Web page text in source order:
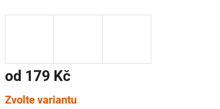
od 179 Kč
cena:
Zvolte variantu